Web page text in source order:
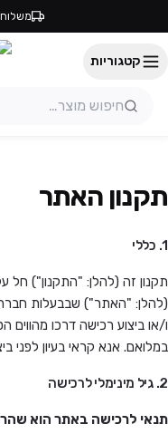
משלוח
קטגוריות
תקנון האתר
1. כללי
תקנון זה (להלן: "התקנון") חל
(להלן: "האתר") שבבעלות חברת
ו/או ביצוע רכישה דרכו
במלואם. אנא קראי בעיון לפני
2. גיל מינימלי לרכישה